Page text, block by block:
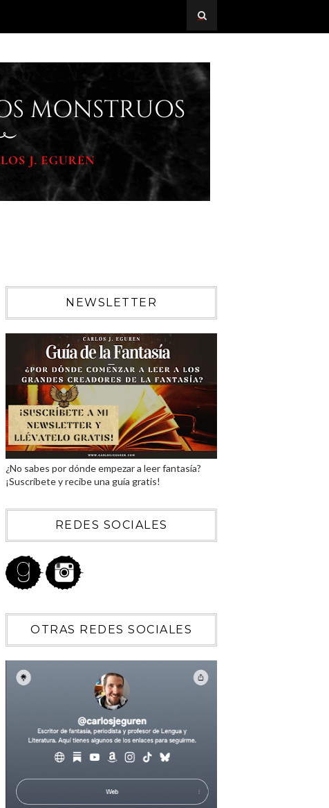
NEWSLETTER
¿No sabes por dónde empezar a leer fantasía?
¡Suscríbete y recibe una guía gratis!
REDES SOCIALES
OTRAS REDES SOCIALES